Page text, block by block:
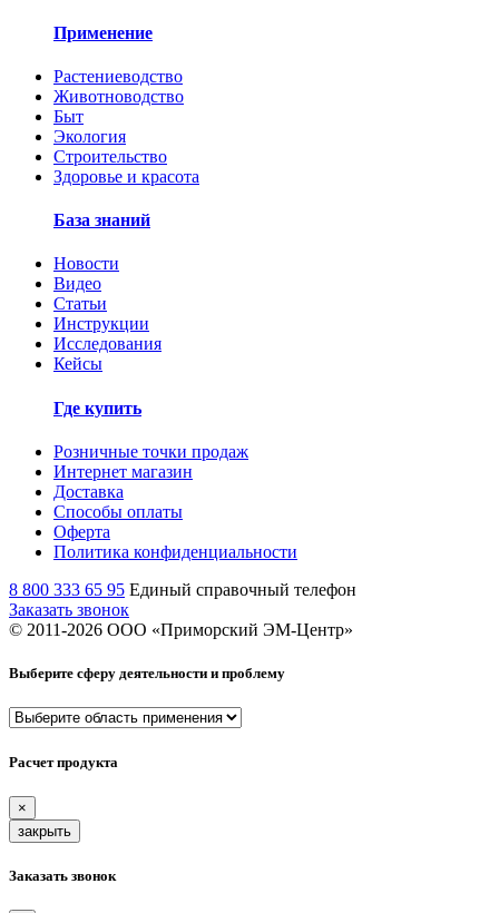
Применение
Растениеводство
Животноводство
Быт
Экология
Строительство
Здоровье и красота
База знаний
Новости
Видео
Статьи
Инструкции
Исследования
Кейсы
Где купить
Розничные точки продаж
Интернет магазин
Доставка
Способы оплаты
Оферта
Политика конфиденциальности
8 800 333 65 95 Единый справочный телефон
Заказать звонок
© 2011-2026 ООО «Приморский ЭМ-Центр»
Выберите сферу деятельности и проблему
Расчет продукта
×
закрыть
Заказать звонок